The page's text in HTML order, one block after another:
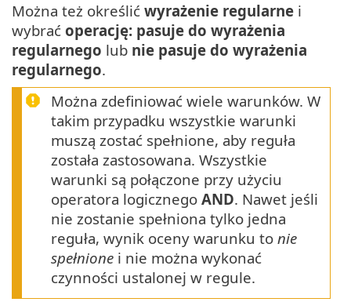
Można też określić wyrażenie regularne i
wybrać operację: pasuje do wyrażenia
regularnego lub nie pasuje do wyrażenia
regularnego.
Można zdefiniować wiele warunków. W
takim przypadku wszystkie warunki
muszą zostać spełnione, aby reguła
została zastosowana. Wszystkie
warunki są połączone przy użyciu
operatora logicznego AND. Nawet jeśli
nie zostanie spełniona tylko jedna
reguła, wynik oceny warunku to nie
spełnione i nie można wykonać
czynności ustalonej w regule.